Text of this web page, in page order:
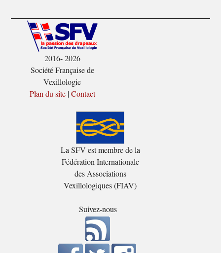
2016- 2026
Société Française de
Vexillologie
Plan du site|Contact
La SFV est membre de la
Fédération Internationale
des Associations
Vexillologiques (FIAV)
Suivez-nous